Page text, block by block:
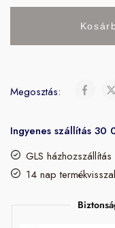
Megosztás:
Ingyenes szállítás 30
GLS házhozszállítás
14 nap